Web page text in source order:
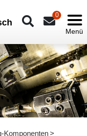
0
Komponenten